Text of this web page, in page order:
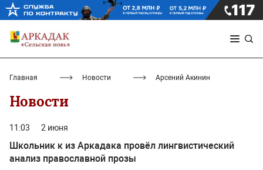
Главная Новости Арсений Акинин
Новости
11:03 2 июня
Школьник к из Аркадака провёл лингвистический
анализ православной прозы